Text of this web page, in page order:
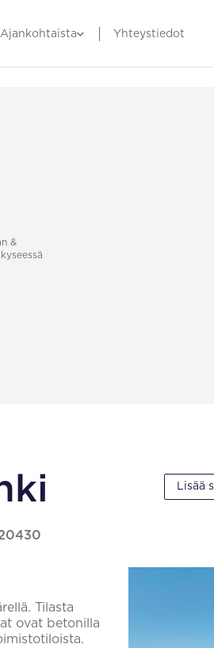
Ajankohtaista Yhteystiedot
&
Lisää
Tilasta
ovat betonilla